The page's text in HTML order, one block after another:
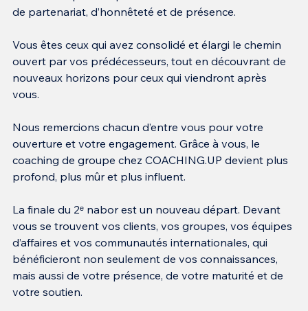
de partenariat, d’honnêteté et de présence.
Vous êtes ceux qui avez consolidé et élargi le chemin
ouvert par vos prédécesseurs, tout en découvrant de
nouveaux horizons pour ceux qui viendront après
vous.
Nous remercions chacun d’entre vous pour votre
ouverture et votre engagement. Grâce à vous, le
coaching de groupe chez COACHING.UP devient plus
profond, plus mûr et plus influent.
La finale du 2ᵉ nabor est un nouveau départ. Devant
vous se trouvent vos clients, vos groupes, vos équipes
d’affaires et vos communautés internationales, qui
bénéficieront non seulement de vos connaissances,
mais aussi de votre présence, de votre maturité et de
votre soutien.